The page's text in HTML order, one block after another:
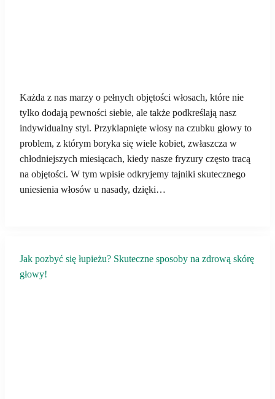
Każda z nas marzy o pełnych objętości włosach, które nie
tylko dodają pewności siebie, ale także podkreślają nasz
indywidualny styl. Przyklapnięte włosy na czubku głowy to
problem, z którym boryka się wiele kobiet, zwłaszcza w
chłodniejszych miesiącach, kiedy nasze fryzury często tracą
na objętości. W tym wpisie odkryjemy tajniki skutecznego
uniesienia włosów u nasady, dzięki…
Jak pozbyć się łupieżu? Skuteczne sposoby na zdrową skórę
głowy!